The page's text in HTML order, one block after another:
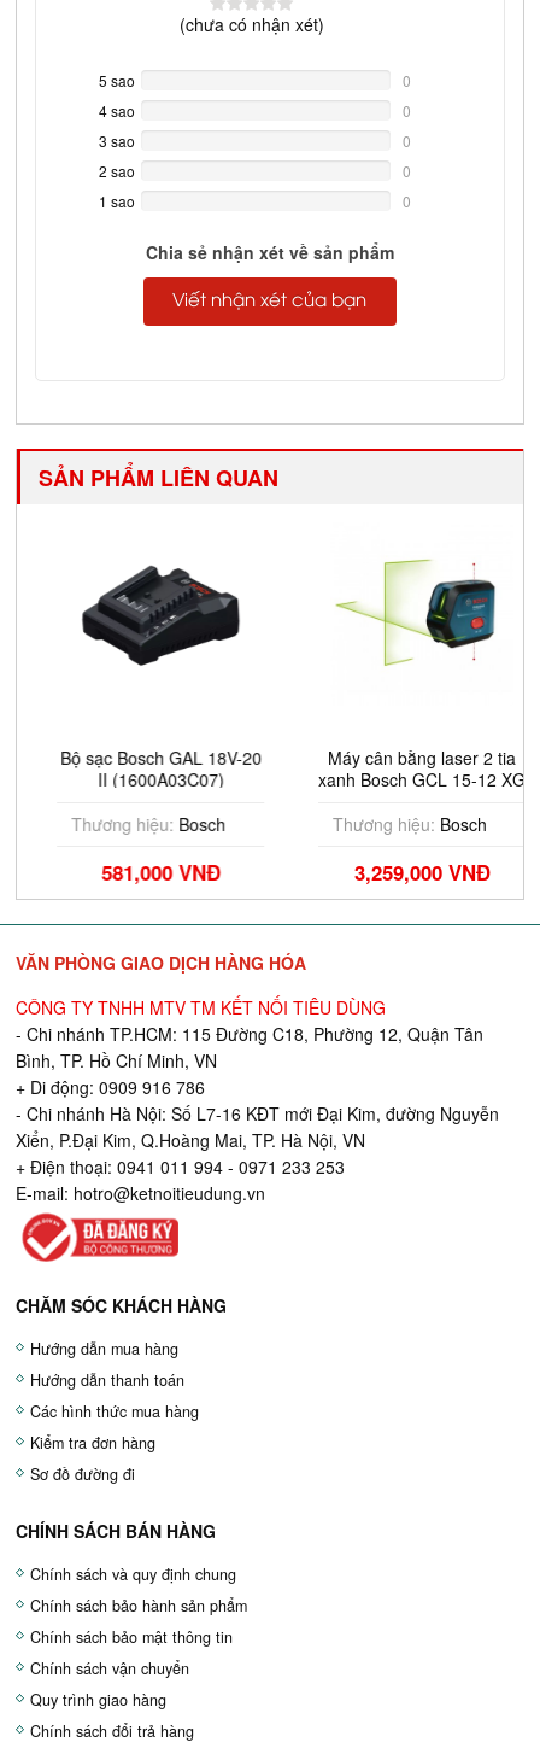
(chưa có nhận xét)
5 sao
Complete
0
4 sao
Complete
0
3 sao
Complete
0
2 sao
Complete
0
1 sao
0
Chia sẻ nhận xét về sản phẩm
Viết nhận xét của bạn
SẢN PHẨM LIÊN QUAN
Bộ sạc Bosch GAL 18V-20
II (1600A03C07)
Thương hiệu:Bosch
581,000 VNĐ
Máy cân bằng laser 2 tia
xanh Bosch GCL 15-12 XG
Thương hiệu:Bosch
3,259,000 VNĐ
VĂN PHÒNG GIAO DỊCH HÀNG HÓA
CÔNG TY TNHH MTV TM KẾT NỐI TIÊU DÙNG
- Chi nhánh TP.HCM: 115 Đường C18, Phường 12, Quận Tân
Bình, TP. Hồ Chí Minh, VN
+ Di động: 0909 916 786
- Chi nhánh Hà Nội: Số L7-16 KĐT mới Đại Kim, đường Nguyễn
Xiển, P.Đại Kim, Q.Hoàng Mai, TP. Hà Nội, VN
+ Điện thoại: 0941 011 994 - 0971 233 253
E-mail: hotro@ketnoitieudung.vn
CHĂM SÓC KHÁCH HÀNG
Hướng dẫn mua hàng
Hướng dẫn thanh toán
Các hình thức mua hàng
Kiểm tra đơn hàng
Sơ đồ đường đi
CHÍNH SÁCH BÁN HÀNG
Chính sách và quy định chung
Chính sách bảo hành sản phẩm
Chính sách bảo mật thông tin
Chính sách vận chuyển
Quy trình giao hàng
Chính sách đổi trả hàng